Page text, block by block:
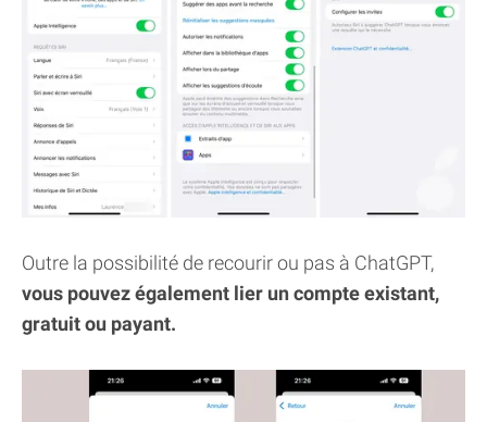
Outre la possibilité de recourir ou pas à ChatGPT,
vous pouvez également lier un compte existant,
gratuit ou payant.